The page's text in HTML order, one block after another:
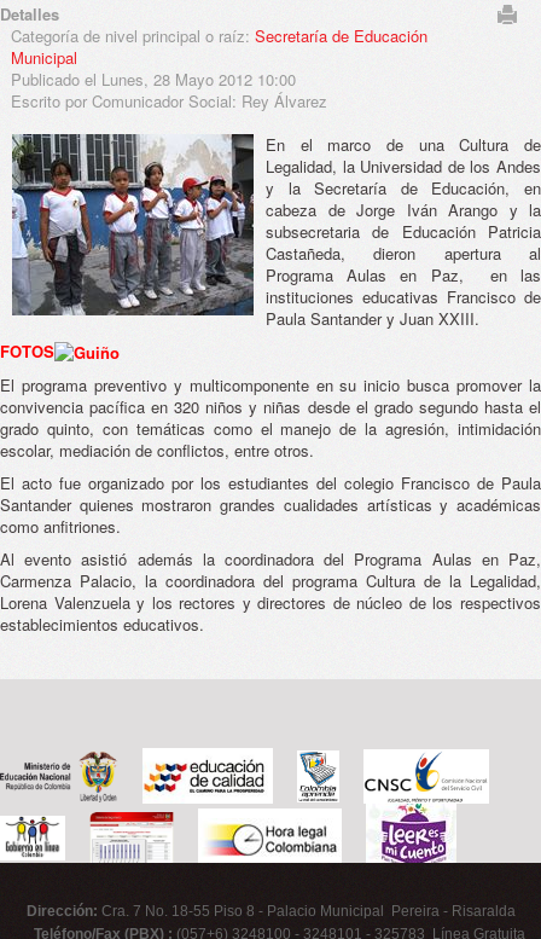
Detalles
Categoría de nivel principal o raíz: Secretaría de Educación
Municipal
Publicado el Lunes, 28 Mayo 2012 10:00
Escrito por Comunicador Social: Rey Álvarez
En el marco de una Cultura de
Legalidad, la Universidad de los Andes
y la Secretaría de Educación, en
cabeza de Jorge Iván Arango y la
subsecretaria de Educación Patricia
Castañeda, dieron apertura al
Programa Aulas en Paz, en las
instituciones educativas Francisco de
Paula Santander y Juan XXIII.
FOTOS
El programa preventivo y multicomponente en su inicio busca promover la
convivencia pacífica en 320 niños y niñas desde el grado segundo hasta el
grado quinto, con temáticas como el manejo de la agresión, intimidación
escolar, mediación de conflictos, entre otros.
El acto fue organizado por los estudiantes del colegio Francisco de Paula
Santander quienes mostraron grandes cualidades artísticas y académicas
como anfitriones.
Al evento asistió además la coordinadora del Programa Aulas en Paz,
Carmenza Palacio, la coordinadora del programa Cultura de la Legalidad,
Lorena Valenzuela y los rectores y directores de núcleo de los respectivos
establecimientos educativos.
Dirección: Cra. 7 No. 18-55 Piso 8 - Palacio Municipal Pereira - Risaralda
Teléfono/Fax (PBX) : (057+6) 3248100 - 3248101 - 325783 Línea Gratuita